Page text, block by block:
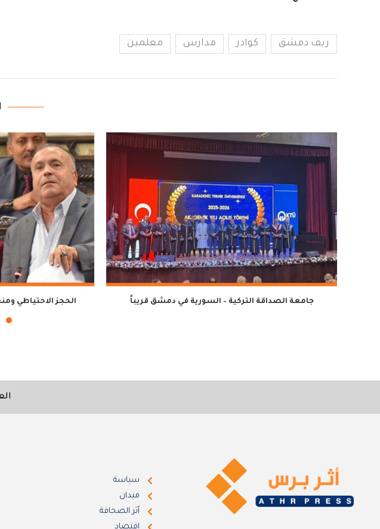
ريف دمشق كوادر مدارس معلمين
جامعة الصداقة التركية – السورية في دمشق قريباً الحجز الاحتياطي
سياسة
ميدان
أثر الصحافة
اقتصاد